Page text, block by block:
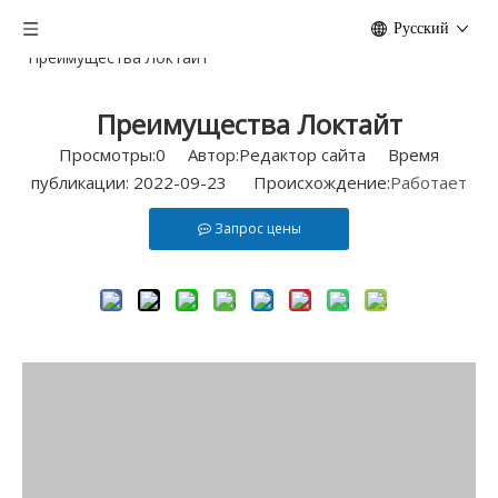
Pусский
Преимущества Локтайт
/
Преимущества Локтайт
Преимущества Локтайт
Просмотры:0 Автор:Pедактор сайта Время
публикации: 2022-09-23 Происхождение:Работает
Запрос цены